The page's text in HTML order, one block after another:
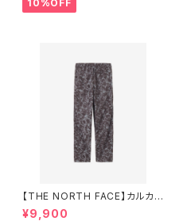
10%OFF
【THE NORTH FACE】カルカパ
ンツ（レディース）
¥9,900